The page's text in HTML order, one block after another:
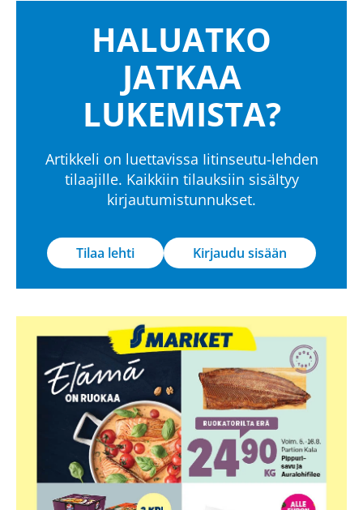
HALUATKO
JATKAA
LUKEMISTA?
Artikkeli on luettavissa Iitinseutu-lehden
tilaajille. Kaikkiin tilauksiin sisältyy
kirjautumistunnukset.
Tilaa lehti Kirjaudu sisään